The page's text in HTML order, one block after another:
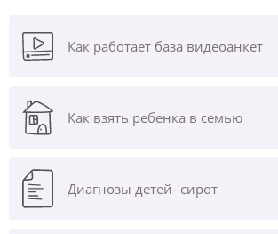
Как работает база видеоанкет
Как взять ребенка в семью
Диагнозы детей- сирот